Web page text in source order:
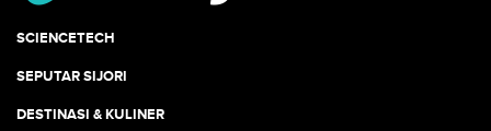
SCIENCETECH
SEPUTAR SIJORI
DESTINASI & KULINER